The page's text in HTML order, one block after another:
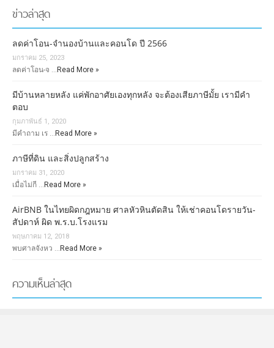
ข่าวล่าสุด
ลดค่าโอน-จำนองบ้านและคอนโด ปี 2566
มกราคม 25, 2023
ลดค่าโอน-จ … Read More »
มีบ้านหลายหลัง แค่พักอาศัยเองทุกหลัง จะต้องเสียภาษีมั้ย เรามีคำ
ตอบ
กุมภาพันธ์ 1, 2020
มีคำถาม เร … Read More »
ภาษีที่ดิน และสิ่งปลูกสร้าง
มกราคม 31, 2020
เมื่อไม่กี … Read More »
AirBNB ในไทยผิดกฎหมาย ศาลหัวหินตัดสิน ให้เช่าคอนโดรายวัน-
สัปดาห์ ผิด พ.ร.บ.โรงแรม
พฤษภาคม 12, 2018
พบศาลจังหว … Read More »
ความเห็นล่าสุด